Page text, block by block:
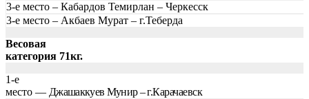
3-е место – Кабардов Темирлан – Черкесск
3-е место – Акбаев Мурат – г.Теберда
Весовая
категория 71кг.
1-е
место — Джашаккуев Мунир – г.Карачаевск